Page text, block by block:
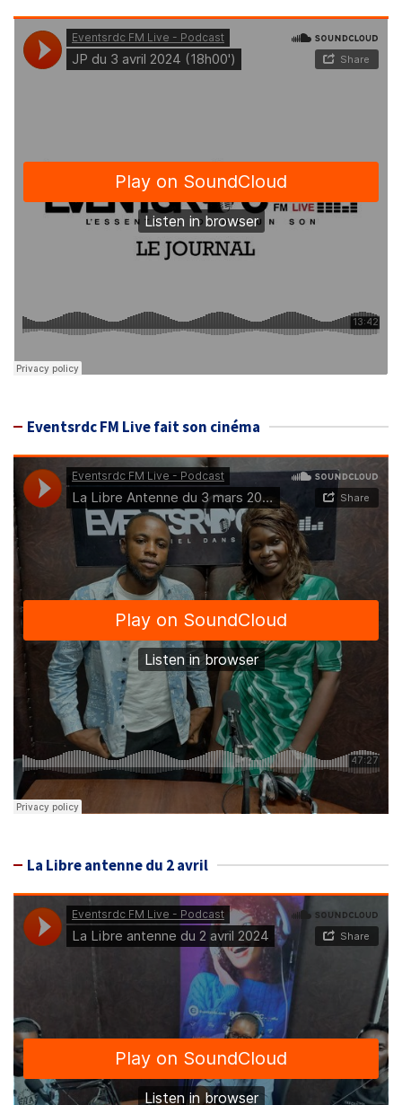
Eventsrdc FM Live fait son cinéma
La Libre antenne du 2 avril